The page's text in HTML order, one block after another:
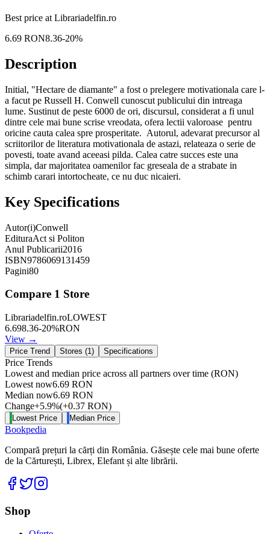
Best price at Librariadelfin.ro
6.69 RON8.36-20%
Description
Initial, "Hectare de diamante" a fost o prelegere motivationala care l-
a facut pe Russell H. Conwell cunoscut publicului din intreaga
lume. Sustinut de peste 6000 de ori, discursul, considerat a fi unul
dintre cele mai bune scrise vreodata, ofera lectii valoroase pentru
oricine cauta calea spre prosperitate. Autorul, adevarat precursor al
scriitorilor de literatura motivationala de astazi, relateaza o serie de
povesti, toate avand aceeasi pilda. Calea catre succes este una
simpla, dar majoritatea oamenilor fac greseala de a strabate in
schimb carari intortocheate, ce nu duc nicaieri.
Key Specifications
Autor(i)Conwell
EdituraAct si Politon
Anul Publicarii2016
ISBN9786069131459
Pagini80
Compare 1 Store
Librariadelfin.roLOWEST
6.698.36-20%RON
View →
Price Trend Stores (1 ) Specifications
Price Trends
Lowest and median price across all partners over time (RON)
Lowest now6.69 RON
Median now6.69 RON
Change+5.9%(+0.37 RON)
Lowest Price Median Price
Bookpedia
Compară prețuri la cărți din România. Găsește cele mai bune oferte
de la Cărturești, Librex, Elefant și alte librării.
Facebook
Twitter
Shop